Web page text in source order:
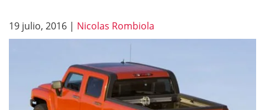
19 julio, 2016 | Nicolas Rombiola